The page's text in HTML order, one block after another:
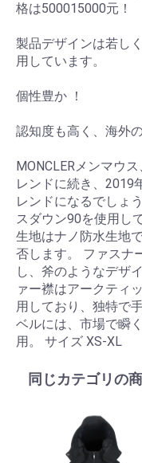
格は500015000元！
製品デザインは若し
用しています。
個性豊か ！
認知度も高く、海外
MONCLERメンマウ
レンドに続き、2019
レンドになるでしょ
スダウン90を使用し
生地はナノ防水生地
否します。 ファスナ
し、斧のようなデザ
ァー襟はアークティ
用しており、独特で
ベルには、市場で瞬
用。 サイズ XS-XL
同じカテゴリの